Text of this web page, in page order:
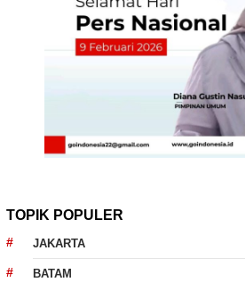
TOPIK POPULER
JAKARTA
BATAM